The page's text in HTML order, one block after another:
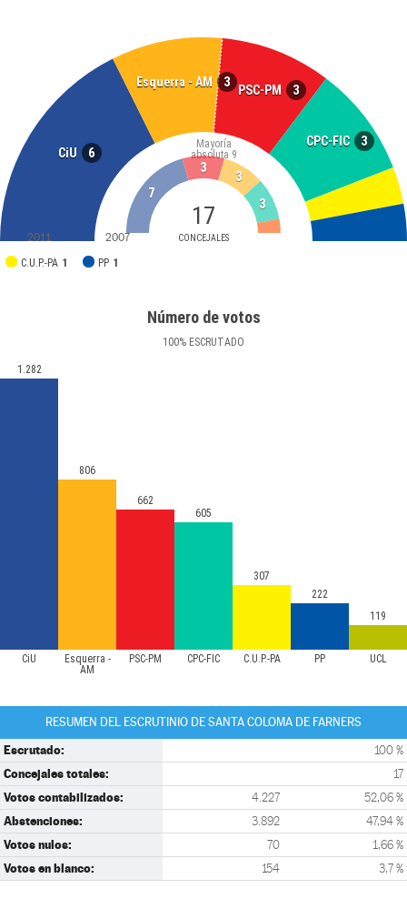
CiU 6
Esquerra - AM 3 PSC-PM 3
CPC-FIC 3
17
CONCEJALES
Mayoría
absoluta 9
C.U.P.-PA 1 PP 1
7
3
3
3
2011 2007
Número de votos
100% ESCRUTADO
CiU
Esquerra -
AM
PSC-PM CPC-FIC C.U.P.-PA PP UCL
1.282
806
662
605
307
222
119
RESUMEN DEL ESCRUTINIO DE SANTA COLOMA DE FARNERS
Escrutado: 100 %
Concejales totales: 17
Votos contabilizados: 4.227 52,06 %
Abstenciones: 3.892 47,94 %
Votos nulos: 70 1,66 %
Votos en blanco: 154 3,7 %